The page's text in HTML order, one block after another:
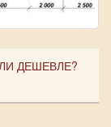
ДЕШЕВЛЕ?